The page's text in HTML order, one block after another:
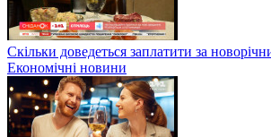
Скільки доведеться заплатити за
Економічні новини